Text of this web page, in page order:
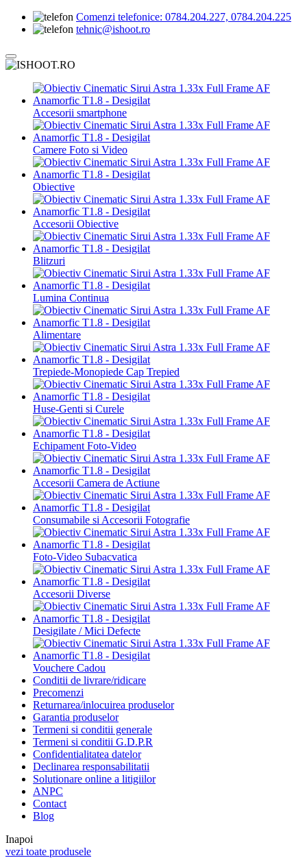
Comenzi telefonice: 0784.204.227, 0784.204.225
tehnic@ishoot.ro
Accesorii smartphone
Camere Foto si Video
Obiective
Accesorii Obiective
Blitzuri
Lumina Continua
Alimentare
Trepiede-Monopiede Cap Trepied
Huse-Genti si Curele
Echipament Foto-Video
Accesorii Camera de Actiune
Consumabile si Accesorii Fotografie
Foto-Video Subacvatica
Accesorii Diverse
Desigilate / Mici Defecte
Vouchere Cadou
Conditii de livrare/ridicare
Precomenzi
Returnarea/inlocuirea produselor
Garantia produselor
Termeni si conditii generale
Termeni si conditii G.D.P.R
Confidentialitatea datelor
Declinarea responsabilitatii
Solutionare online a litigiilor
ANPC
Contact
Blog
Inapoi
vezi toate produsele